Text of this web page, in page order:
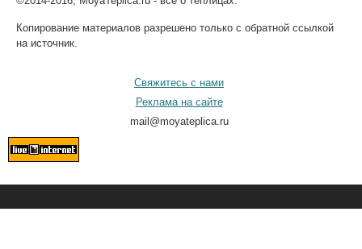
Копирование материалов разрешено только с обратной ссылкой
на источник.
Свяжитесь с нами
Реклама на сайте
mail@moyateplica.ru